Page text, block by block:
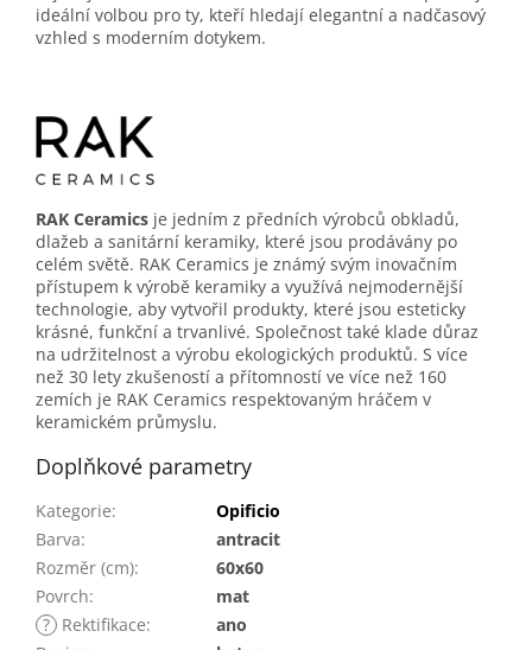
ideální volbou pro ty, kteří hledají elegantní a nadčasový
vzhled s moderním dotykem.
RAK Ceramics je jedním z předních výrobců obkladů,
dlažeb a sanitární keramiky, které jsou prodávány po
celém světě. RAK Ceramics je známý svým inovačním
přístupem k výrobě keramiky a využívá nejmodernější
technologie, aby vytvořil produkty, které jsou esteticky
krásné, funkční a trvanlivé. Společnost také klade důraz
na udržitelnost a výrobu ekologických produktů. S více
než 30 lety zkušeností a přítomností ve více než 160
zemích je RAK Ceramics respektovaným hráčem v
keramickém průmyslu.
Doplňkové parametry
Kategorie:
Opificio
Barva:
antracit
Rozměr (cm):
60x60
Povrch:
mat
? Rektifikace:
ano